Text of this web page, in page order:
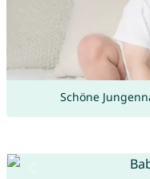
Schöne